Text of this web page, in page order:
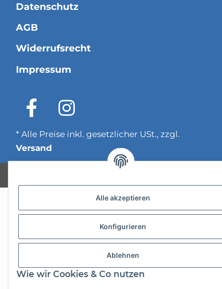
Datenschutz
AGB
Widerrufsrecht
Impressum
* Alle Preise inkl. gesetzlicher USt., zzgl.
Versand
Alle akzeptieren
Konfigurieren
Ablehnen
Wie wir Cookies & Co nutzen